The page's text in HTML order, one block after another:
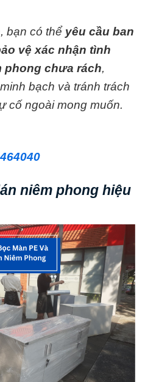
bạn có thể yêu cầu ban
vệ xác nhận tình
phong chưa rách,
bạch và tránh trách
cố ngoài mong muốn.
niêm phong hiệu